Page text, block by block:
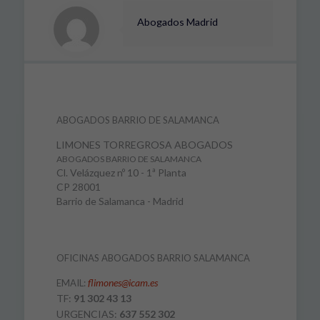
Abogados Madrid
ABOGADOS BARRIO DE SALAMANCA
LIMONES TORREGROSA ABOGADOS
ABOGADOS BARRIO DE SALAMANCA
Cl. Velázquez nº 10 - 1ª Planta
CP 28001
Barrio de Salamanca - Madrid
OFICINAS ABOGADOS BARRIO SALAMANCA
EMAIL: flimones@icam.es
TF: 91 302 43 13
URGENCIAS: 637 552 302